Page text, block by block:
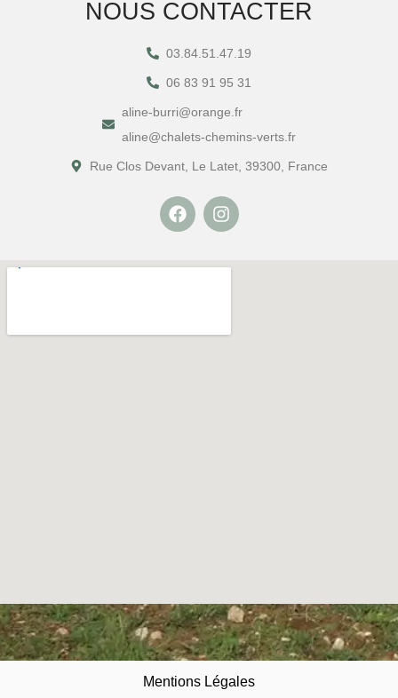
NOUS CONTACTER
03.84.51.47.19
06 83 91 95 31
aline-burri@orange.fr
aline@chalets-chemins-verts.fr
Rue Clos Devant, Le Latet, 39300, France
Mentions Légales